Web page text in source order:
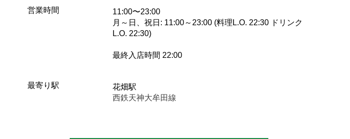
営業時間
11:00〜23:00
月～日、祝日: 11:00～23:00 (料理L.O. 22:30 ドリンク
L.O. 22:30)
最終入店時間 22:00
最寄り駅
花畑駅
西鉄天神大牟田線